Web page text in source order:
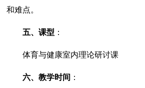
和难点。
五、课型 ：
体育与健康室内理论研讨课
六、教学时间 ：